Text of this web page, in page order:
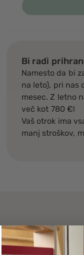
Bi radi
Namesto da bi
na leto), pri nas
mesec. Z letno
več kot 780 €!
Vaš otrok ima
manj stroškov,
vsakdanjih
prstov,